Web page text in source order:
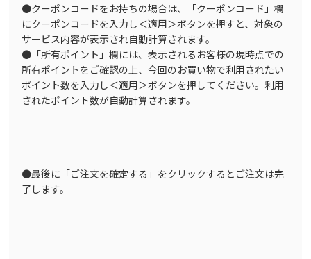
●クーポンコードをお持ちの場合は、「クーポンコード」欄
にクーポンコードを入力し＜適用＞ボタンを押すと、対象の
サービス内容が表示され自動計算されます。
●「所有ポイント」欄には、表示されるお客様の現時点での
所有ポイントをご確認の上、今回のお買い物で利用されたい
ポイント数を入力し＜適用＞ボタンを押してください。利用
されたポイント数が自動計算されます。
●最後に「ご注文を確定する」をクリックするとご注文は完
了します。